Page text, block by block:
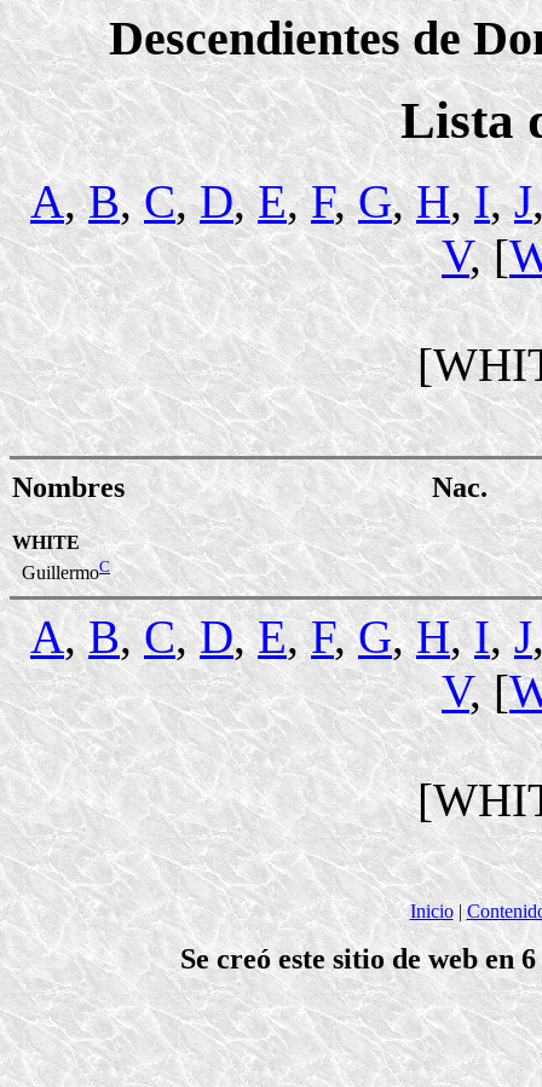
Descendientes de
Lista
A,B,C,D,E,F,G,H,I,J
V, [
Nombres Nac.
WHITE
GuillermoC
A,B,C,D,E,F,G,H,I,J
V, [
Inicio|
Se creó este sitio de web en